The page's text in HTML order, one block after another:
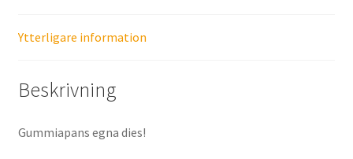
Ytterligare information
Beskrivning
Gummiapans egna dies!